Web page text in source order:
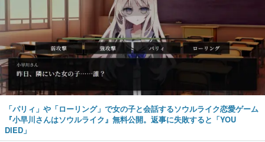
「パリィ」や「ローリング」で女の子と会話するソウルライク恋愛ゲーム
『小早川さんはソウルライク』無料公開。返事に失敗すると「YOU
DIED」